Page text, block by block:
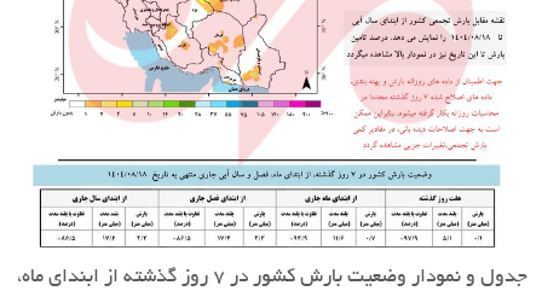
جدول و نمودار وضعیت بارش کشور در 7 روز گذشته از ابندای ماه،